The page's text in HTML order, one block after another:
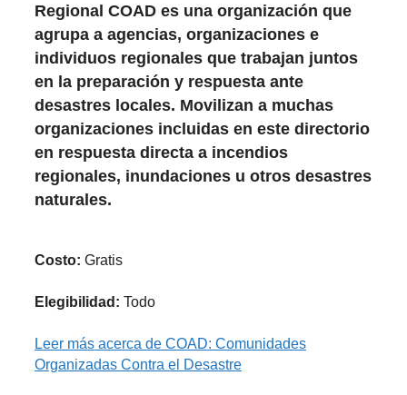
Regional COAD es una organización que
agrupa a agencias, organizaciones e
individuos regionales que trabajan juntos
en la preparación y respuesta ante
desastres locales. Movilizan a muchas
organizaciones incluidas en este directorio
en respuesta directa a incendios
regionales, inundaciones u otros desastres
naturales.
Costo: Gratis
Elegibilidad: Todo
Leer más acerca de COAD: Comunidades
Organizadas Contra el Desastre